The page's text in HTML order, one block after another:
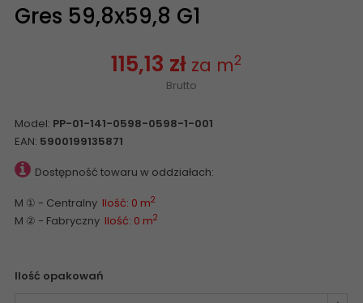
Gres 59,8x59,8 G1
115,13 zł za m2
Brutto
Model: PP-01-141-0598-0598-1-001
EAN: 5900199135871
Dostępność towaru w oddziałach:
M ① - Centralny Ilość: 0 m2
M ② - Fabryczny Ilość: 0 m2
Ilość opakowań